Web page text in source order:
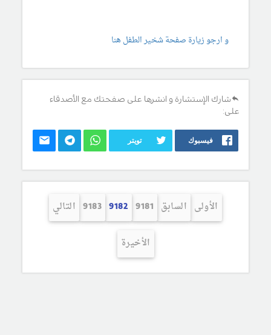
و ارجو زيارة صفحة شخير الطفل هنا
شارك الإستشارة و انشرها على صفحتك مع الأصدقاء
على:
فيسبوك تويتر
الأولى السابق 9181
9182
9183 التالي
الأخيرة